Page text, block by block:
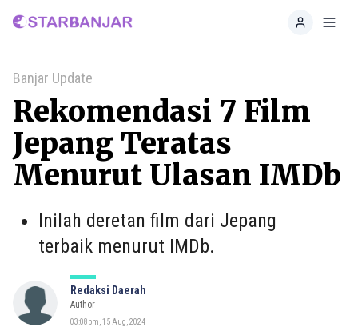
Home
Banjar Update
Rekomendasi 7 Film
Jepang Teratas
Menurut Ulasan IMDb
Inilah deretan film dari Jepang
terbaik menurut IMDb.
Redaksi Daerah
Author
03:08pm, 15 Aug, 2024